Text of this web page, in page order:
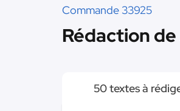
Commande 33925
Rédaction
50 textes à